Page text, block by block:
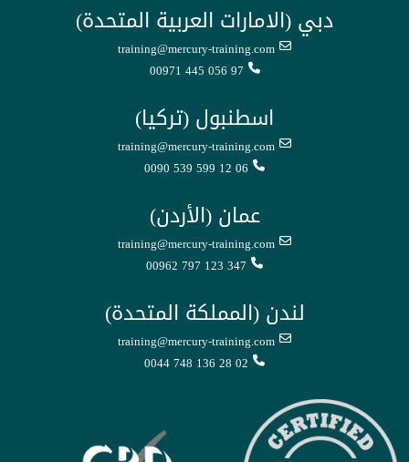
دبي (الامارات العربية المتحدة)
training@mercury-training.com
00971 445 056 97
اسطنبول (تركيا)
training@mercury-training.com
0090 539 599 12 06
عمان (الأردن)
training@mercury-training.com
00962 797 123 347
لندن (المملكة المتحدة)
training@mercury-training.com
0044 748 136 28 02